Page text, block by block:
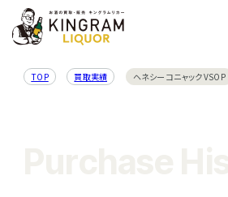
TOP 買取実績 ヘネシー コニャック VSOP